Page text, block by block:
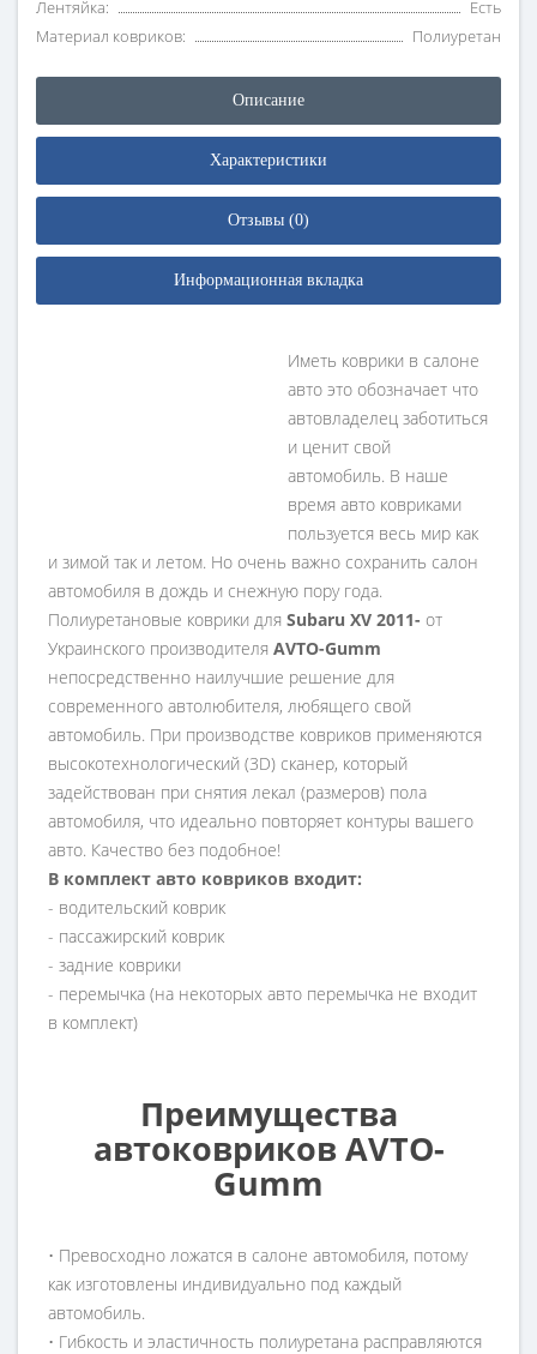
Лентяйка:
Есть
Материал ковриков:
Полиуретан
Описание
Характеристики
Отзывы (0)
Информационная вкладка
Иметь коврики в салоне
авто это обозначает что
автовладелец заботиться
и ценит свой
автомобиль. В наше
время авто ковриками
пользуется весь мир как
и зимой так и летом. Но очень важно сохранить салон
автомобиля в дождь и снежную пору года.
Полиуретановые коврики для Subaru XV 2011- от
Украинского производителя AVTO-Gumm
непосредственно наилучшие решение для
современного автолюбителя, любящего свой
автомобиль. При производстве ковриков применяются
высокотехнологический (3D) сканер, который
задействован при снятия лекал (размеров) пола
автомобиля, что идеально повторяет контуры вашего
авто. Качество без подобное!
В комплект авто ковриков входит:
- водительский коврик
- пассажирский коврик
- задние коврики
- перемычка (на некоторых авто перемычка не входит
в комплект)
Преимущества
автоковриков AVTO-
Gumm
• Превосходно ложатся в салоне автомобиля, потому
как изготовлены индивидуально под каждый
автомобиль.
• Гибкость и эластичность полиуретана расправляются